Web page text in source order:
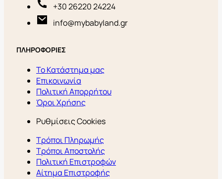
+30 26220 24224
info@mybabyland.gr
ΠΛΗΡΟΦΟΡΙΕΣ
Το Κατάστημα μας
Επικοινωνία
Πολιτική Απορρήτου
Όροι Χρήσης
Ρυθμίσεις Cookies
Τρόποι Πληρωμής
Τρόποι Αποστολής
Πολιτική Επιστροφών
Αίτημα Επιστροφής